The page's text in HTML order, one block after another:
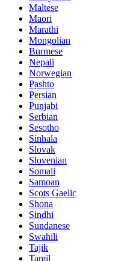
Maltese
Maori
Marathi
Mongolian
Burmese
Nepali
Norwegian
Pashto
Persian
Punjabi
Serbian
Sesotho
Sinhala
Slovak
Slovenian
Somali
Samoan
Scots Gaelic
Shona
Sindhi
Sundanese
Swahili
Tajik
Tamil